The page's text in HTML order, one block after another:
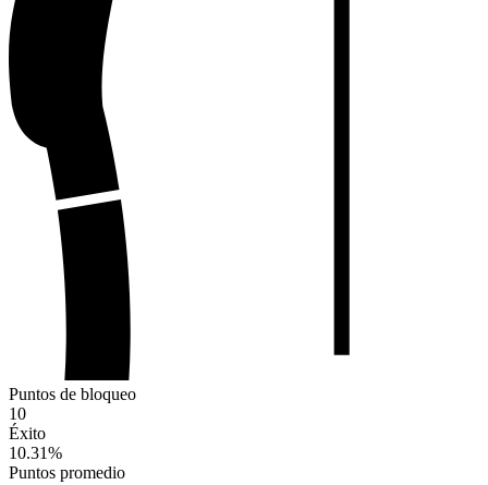
Puntos de bloqueo
10
Éxito
10.31%
Puntos promedio